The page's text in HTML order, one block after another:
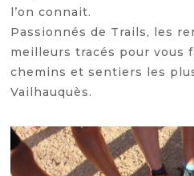
l’on connait.
Passionnés de Trails, les
meilleurs tracés pour vous
chemins et sentiers les
Vailhauquès.